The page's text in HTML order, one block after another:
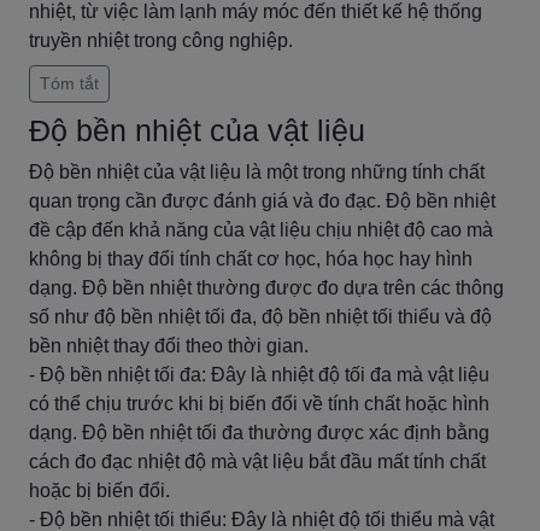
nhiệt, từ việc làm lạnh máy móc đến thiết kế hệ thống
truyền nhiệt trong công nghiệp.
Tóm tắt
Độ bền nhiệt của vật liệu
Độ bền nhiệt của vật liệu là một trong những tính chất
quan trọng cần được đánh giá và đo đạc. Độ bền nhiệt
đề cập đến khả năng của vật liệu chịu nhiệt độ cao mà
không bị thay đổi tính chất cơ học, hóa học hay hình
dạng. Độ bền nhiệt thường được đo dựa trên các thông
số như độ bền nhiệt tối đa, độ bền nhiệt tối thiểu và độ
bền nhiệt thay đổi theo thời gian.
- Độ bền nhiệt tối đa: Đây là nhiệt độ tối đa mà vật liệu
có thể chịu trước khi bị biến đổi về tính chất hoặc hình
dạng. Độ bền nhiệt tối đa thường được xác định bằng
cách đo đạc nhiệt độ mà vật liệu bắt đầu mất tính chất
hoặc bị biến đổi.
- Độ bền nhiệt tối thiểu: Đây là nhiệt độ tối thiểu mà vật